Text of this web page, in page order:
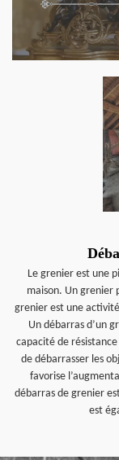
Le grenier est une
maison. Un grenier
grenier est une
Un débarras d’un
capacité de
de débarrasser les
favorise
débarras de grenier
est